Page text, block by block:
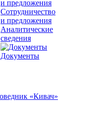
Сотрудничество
и предложения
Аналитические
сведения
Документы